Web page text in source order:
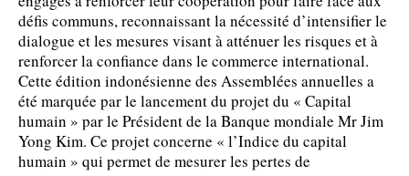
défis communs, reconnaissant la nécessité d’intensifier le
dialogue et les mesures visant à atténuer les risques et à
renforcer la confiance dans le commerce international.
Cette édition indonésienne des Assemblées annuelles a
été marquée par le lancement du projet du « Capital
humain » par le Président de la Banque mondiale Mr Jim
Yong Kim. Ce projet concerne « l’Indice du capital
humain » qui permet de mesurer les pertes de